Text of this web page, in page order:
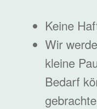
Keine
Wir
kleine
Bedarf